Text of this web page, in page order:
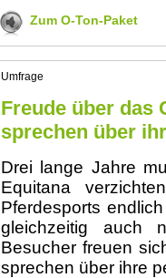
Zum O-Ton-Paket
Umfrage
Freude über das
sprechen über
Drei lange Jahre
Equitana
Pferdesports
gleichzeitig auch
Besucher freuen
sprechen über ihre